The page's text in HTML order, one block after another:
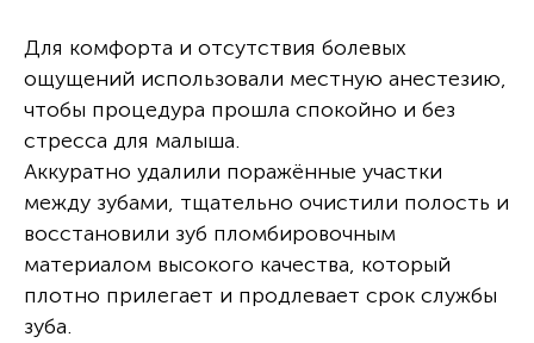
Для комфорта и отсутствия болевых
ощущений использовали местную анестезию,
чтобы процедура прошла спокойно и без
стресса для малыша.
Аккуратно удалили поражённые участки
между зубами, тщательно очистили полость и
восстановили зуб пломбировочным
материалом высокого качества, который
плотно прилегает и продлевает срок службы
зуба.